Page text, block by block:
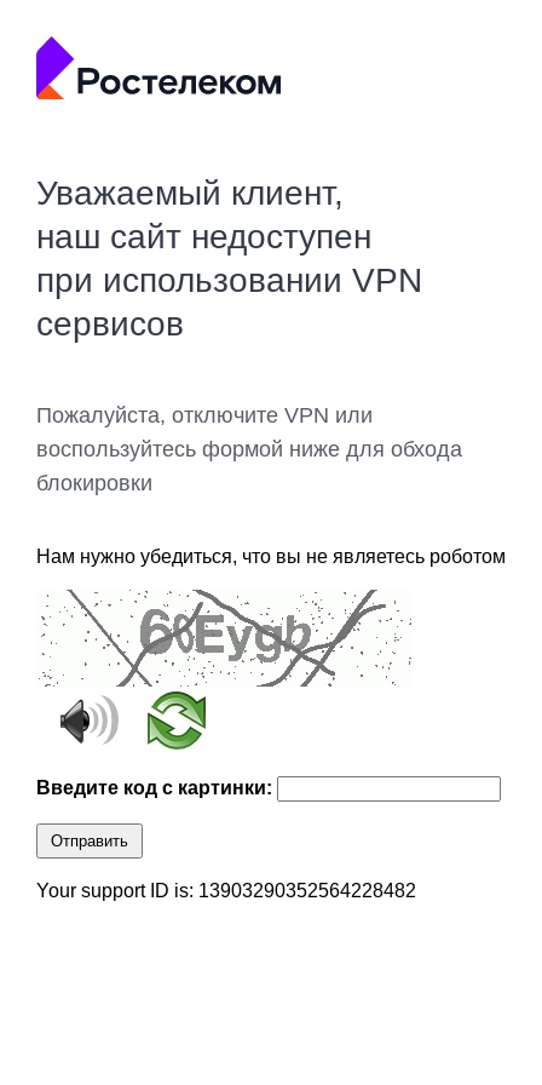
Уважаемый клиент,
наш сайт недоступен
при использовании VPN
сервисов
Пожалуйста, отключите VPN или
воспользуйтесь формой ниже для обхода
блокировки
Нам нужно убедиться, что вы не являетесь роботом
Введите код с картинки:
Отправить
Your support ID is: 13903290352564228482